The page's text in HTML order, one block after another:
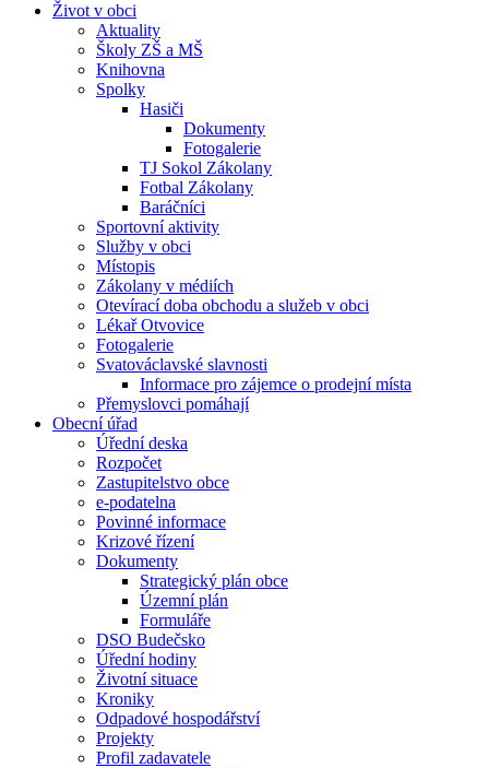
Život v obci
Aktuality
Školy ZŠ a MŠ
Knihovna
Spolky
Hasiči
Dokumenty
Fotogalerie
TJ Sokol Zákolany
Fotbal Zákolany
Baráčníci
Sportovní aktivity
Služby v obci
Místopis
Zákolany v médiích
Otevírací doba obchodu a služeb v obci
Lékař Otvovice
Fotogalerie
Svatováclavské slavnosti
Informace pro zájemce o prodejní místa
Přemyslovci pomáhají
Obecní úřad
Úřední deska
Rozpočet
Zastupitelstvo obce
e-podatelna
Povinné informace
Krizové řízení
Dokumenty
Strategický plán obce
Územní plán
Formuláře
DSO Budečsko
Úřední hodiny
Životní situace
Kroniky
Odpadové hospodářství
Projekty
Profil zadavatele